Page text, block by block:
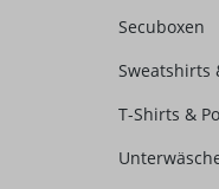
Secuboxen
Sweatshirts
T-Shirts &